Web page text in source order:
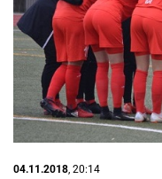
04.11.2018 , 20:14